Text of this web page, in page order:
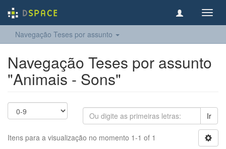
Navegação Teses por assunto
Navegação Teses por assunto
"Animais - Sons"
Ir
Itens para a visualização no momento 1-1 of 1